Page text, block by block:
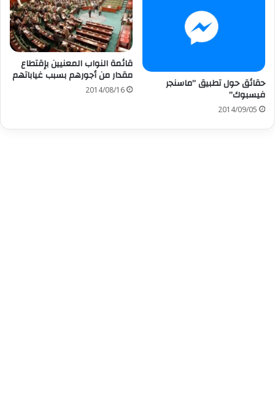
حقائق حول تطبيق ”ماسنجر
فيسبوك”
2014/09/05
قائمة النواب المعنيين بإقتطاع
مقدار من أجورهم بسبب غياباتهم
2014/08/16